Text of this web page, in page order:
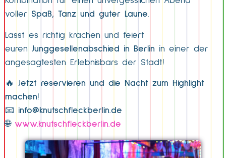
voller Spaß, Tanz und guter Laune.
Lasst es richtig krachen und feiert
euren Junggesellenabschied in Berlin in einer der
angesagtesten Erlebnisbars der Stadt!
🔥 Jetzt reservieren und die Nacht zum Highlight
machen!
📧 info@knutschfleckberlin.de
🌐 www.knutschfleckberlin.de